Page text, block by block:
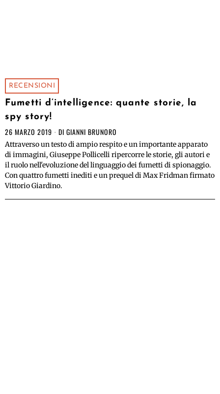
RECENSIONI
Fumetti d’intelligence: quante storie, la
spy story!
26 MARZO 2019 DI GIANNI BRUNORO
Attraverso un testo di ampio respito e un importante apparato
di immagini, Giuseppe Pollicelli ripercorre le storie, gli autori e
il ruolo nell'evoluzione del linguaggio dei fumetti di spionaggio.
Con quattro fumetti inediti e un prequel di Max Fridman firmato
Vittorio Giardino.